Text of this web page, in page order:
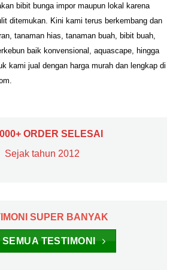
bibit bunga impor maupun lokal karena
ditemukan. Kini kami terus berkembang dan
tanaman hias, tanaman buah, bibit buah,
baik konvensional, aquascape, hingga
kami jual dengan harga murah dan lengkap di
ORDER SELESAI
Sejak tahun 2012
SUPER BANYAK
TESTIMONI